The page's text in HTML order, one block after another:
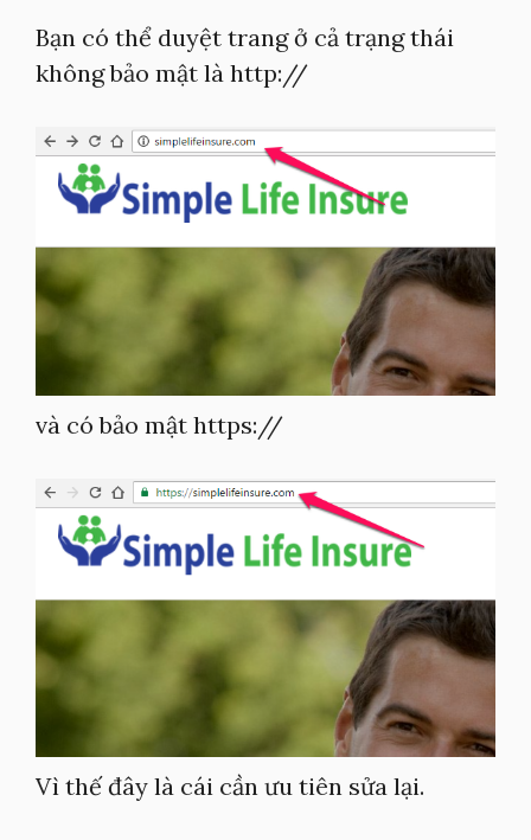
Bạn có thể duyệt trang ở cả trạng thái
không bảo mật là http://
và có bảo mật https://
Vì thế đây là cái cần ưu tiên sửa lại.